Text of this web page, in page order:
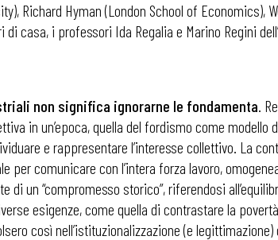
Richard Hyman (London School of Economics),
casa, i professori Ida Regalia e Marino Regini
non significa ignorarne le fondamenta.
in un’epoca, quella del fordismo come
e rappresentare l’interesse collettivo. La
per comunicare con l’intera forza lavoro,
un “compromesso storico”, riferendosi
esigenze, come quella di contrastare la
così nell’istituzionalizzazione (e